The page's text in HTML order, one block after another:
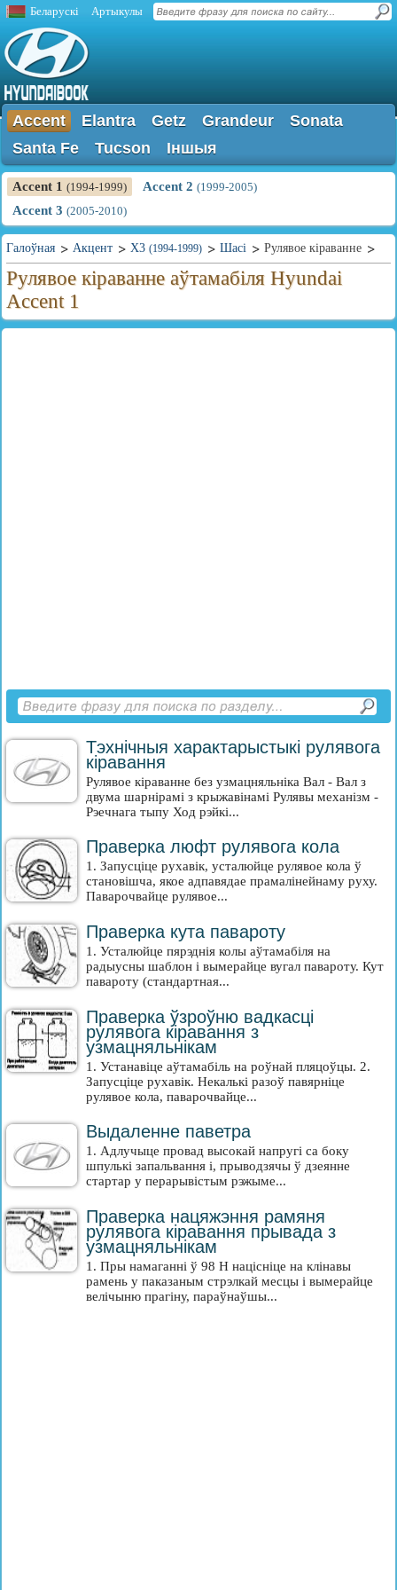
Беларускі Артыкулы
Accent Elantra Getz Grandeur
Sonata
Santa Fe
Tucson Іншыя
Accent 1 (1994-1999) Accent 2 (1999-2005)
Accent 3 (2005-2010)
Галоўная Акцент X3 (1994-1999) Шасі Рулявое кіраванне
Рулявое кіраванне аўтамабіля Hyundai
Accent 1
Тэхнічныя характарыстыкі рулявога
кіравання
Рулявое кіраванне без узмацняльніка Вал - Вал з
двума шарнірамі з крыжавінамі Рулявы механізм -
Рэечнага тыпу Ход рэйкі...
Праверка люфт рулявога кола
1. Запусціце рухавік, усталюйце рулявое кола ў
становішча, якое адпавядае прамалінейнаму руху.
Паварочвайце рулявое...
Праверка кута павароту
1. Усталюйце пярэднія колы аўтамабіля на
радыусны шаблон і вымерайце вугал павароту. Кут
павароту (стандартная...
Праверка ўзроўню вадкасці
рулявога кіравання з
узмацняльнікам
1. Устанавіце аўтамабіль на роўнай пляцоўцы. 2.
Запусціце рухавік. Некалькі разоў павярніце
рулявое кола, паварочвайце...
Выдаленне паветра
1. Адлучыце провад высокай напругі са боку
шпулькі запальвання і, прыводзячы ў дзеянне
стартар у перарывістым рэжыме...
Праверка нацяжэння рамяня
рулявога кіравання прывада з
узмацняльнікам
1. Пры намаганні ў 98 Н націсніце на клінавы
рамень у паказаным стрэлкай месцы і вымерайце
велічыню прагіну, параўнаўшы...